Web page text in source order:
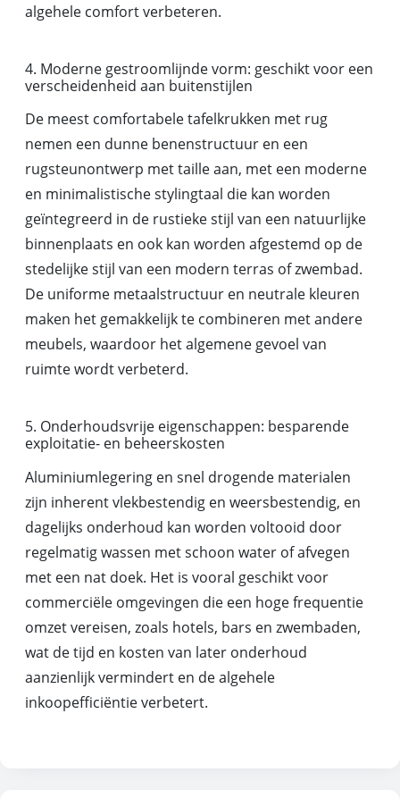
algehele comfort verbeteren.
4. Moderne gestroomlijnde vorm: geschikt voor een
verscheidenheid aan buitenstijlen
De meest comfortabele tafelkrukken met rug
nemen een dunne benenstructuur en een
rugsteunontwerp met taille aan, met een moderne
en minimalistische stylingtaal die kan worden
geïntegreerd in de rustieke stijl van een natuurlijke
binnenplaats en ook kan worden afgestemd op de
stedelijke stijl van een modern terras of zwembad.
De uniforme metaalstructuur en neutrale kleuren
maken het gemakkelijk te combineren met andere
meubels, waardoor het algemene gevoel van
ruimte wordt verbeterd.
5. Onderhoudsvrije eigenschappen: besparende
exploitatie- en beheerskosten
Aluminiumlegering en snel drogende materialen
zijn inherent vlekbestendig en weersbestendig, en
dagelijks onderhoud kan worden voltooid door
regelmatig wassen met schoon water of afvegen
met een nat doek. Het is vooral geschikt voor
commerciële omgevingen die een hoge frequentie
omzet vereisen, zoals hotels, bars en zwembaden,
wat de tijd en kosten van later onderhoud
aanzienlijk vermindert en de algehele
inkoopefficiëntie verbetert.